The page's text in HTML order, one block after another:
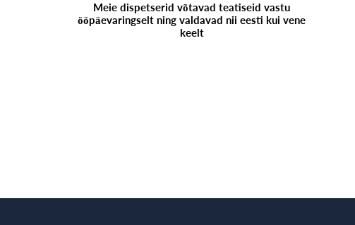
Meie dispetserid võtavad teatiseid vastu
ööpäevaringselt ning valdavad nii eesti kui vene
keelt